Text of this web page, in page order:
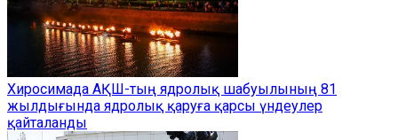
Хиросимада АҚШ-тың ядролық шабуылының 81
жылдығында ядролық қаруға қарсы үндеулер
қайталанды